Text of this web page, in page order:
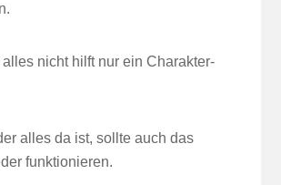
nicht hilft nur ein Charakter-
alles da ist, sollte auch das
funktionieren.